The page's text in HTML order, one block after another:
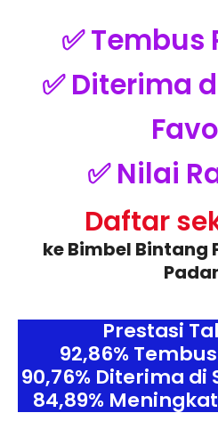
✅ Tembus
✅ Diterima
✅ Nilai
Daftar
ke Bimbel Bintang
Prestasi
92,86%
90,76% Diterima di
84,89%